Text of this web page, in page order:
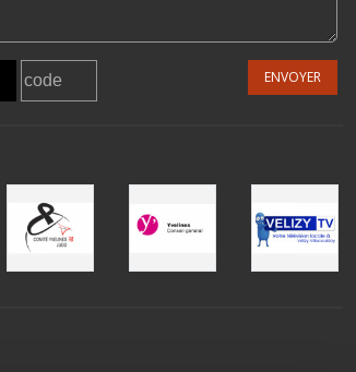
ENVOYER